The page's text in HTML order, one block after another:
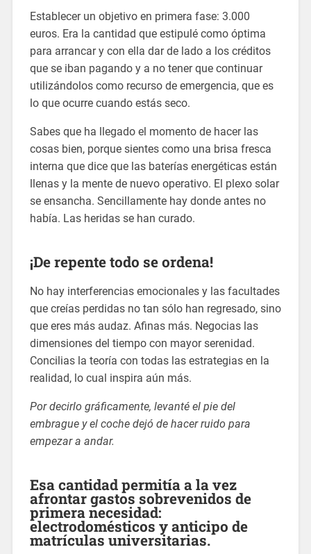
Establecer un objetivo en primera fase: 3.000
euros. Era la cantidad que estipulé como óptima
para arrancar y con ella dar de lado a los créditos
que se iban pagando y a no tener que continuar
utilizándolos como recurso de emergencia, que es
lo que ocurre cuando estás seco.
Sabes que ha llegado el momento de hacer las
cosas bien, porque sientes como una brisa fresca
interna que dice que las baterías energéticas están
llenas y la mente de nuevo operativo. El plexo solar
se ensancha. Sencillamente hay donde antes no
había. Las heridas se han curado.
¡De repente todo se ordena!
No hay interferencias emocionales y las facultades
que creías perdidas no tan sólo han regresado, sino
que eres más audaz. Afinas más. Negocias las
dimensiones del tiempo con mayor serenidad.
Concilias la teoría con todas las estrategias en la
realidad, lo cual inspira aún más.
Por decirlo gráficamente, levanté el pie del
embrague y el coche dejó de hacer ruido para
empezar a andar.
Esa cantidad permitía a la vez
afrontar gastos sobrevenidos de
primera necesidad:
electrodomésticos y anticipo de
matrículas universitarias.